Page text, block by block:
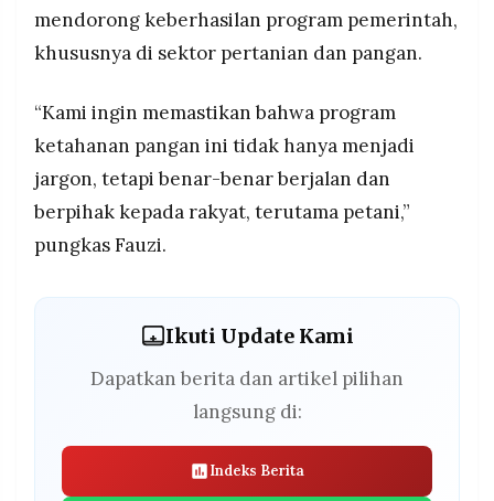
mendorong keberhasilan program pemerintah,
khususnya di sektor pertanian dan pangan.
“Kami ingin memastikan bahwa program
ketahanan pangan ini tidak hanya menjadi
jargon, tetapi benar-benar berjalan dan
berpihak kepada rakyat, terutama petani,”
pungkas Fauzi.
Ikuti Update Kami
Dapatkan berita dan artikel pilihan
langsung di:
Indeks Berita